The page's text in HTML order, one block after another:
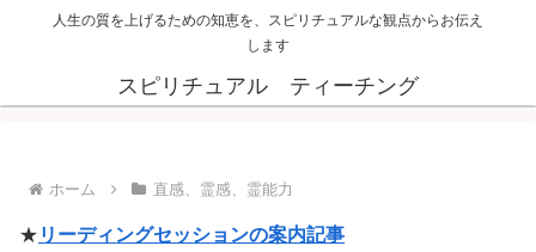
人生の質を上げるための知恵を、スピリチュアルな観点からお伝え
します
スピリチュアル ティーチング
ホーム 直感、霊感、霊能力
★ リーディングセッションの案内記事